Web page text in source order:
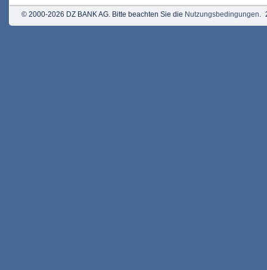
© 2000-2026 DZ BANK AG. Bitte beachten Sie die Nutzungsbedingungen.